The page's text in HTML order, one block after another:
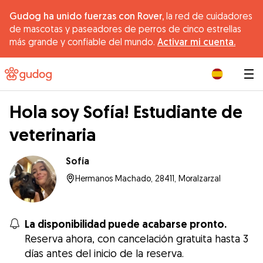
Gudog ha unido fuerzas con Rover, la red de cuidadores
de mascotas y paseadores de perros de cinco estrellas
más grande y confiable del mundo. Activar mi cuenta.
Hola soy Sofía! Estudiante de
veterinaria
Sofía
Hermanos Machado, 28411, Moralzarzal
La disponibilidad puede acabarse pronto.
Reserva ahora, con cancelación gratuita hasta 3
días antes del inicio de la reserva.